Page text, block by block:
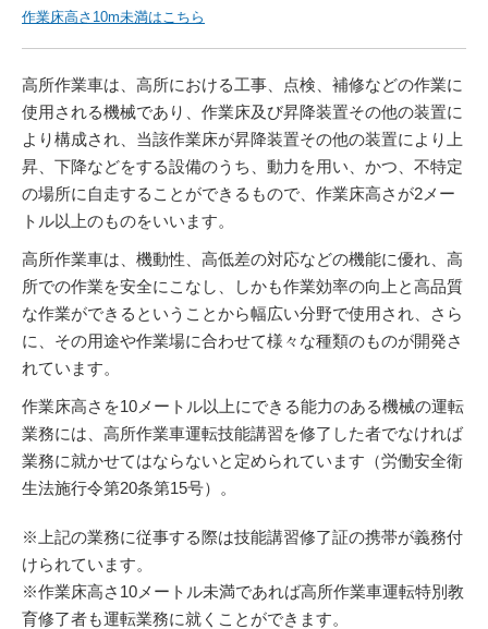
作業床高さ10m未満はこちら
高所作業車は、高所における工事、点検、補修などの作業に
使用される機械であり、作業床及び昇降装置その他の装置に
より構成され、当該作業床が昇降装置その他の装置により上
昇、下降などをする設備のうち、動力を用い、かつ、不特定
の場所に自走することができるもので、作業床高さが2メー
トル以上のものをいいます。
高所作業車は、機動性、高低差の対応などの機能に優れ、高
所での作業を安全にこなし、しかも作業効率の向上と高品質
な作業ができるということから幅広い分野で使用され、さら
に、その用途や作業場に合わせて様々な種類のものが開発さ
れています。
作業床高さを10メートル以上にできる能力のある機械の運転
業務には、高所作業車運転技能講習を修了した者でなければ
業務に就かせてはならないと定められています（労働安全衛
生法施行令第20条第15号）。
※上記の業務に従事する際は技能講習修了証の携帯が義務付
けられています。
※作業床高さ10メートル未満であれば高所作業車運転特別教
育修了者も運転業務に就くことができます。